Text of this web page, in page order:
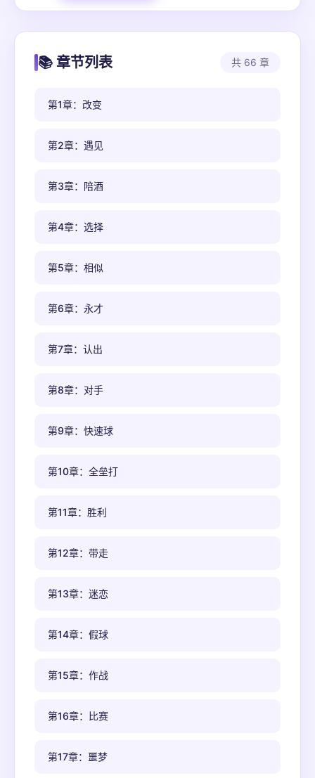
📚 章节列表 共 66 章
第1章：改变
第2章：遇见
第3章：陪酒
第4章：选择
第5章：相似
第6章：永才
第7章：认出
第8章：对手
第9章：快速球
第10章：全垒打
第11章：胜利
第12章：带走
第13章：迷恋
第14章：假球
第15章：作战
第16章：比赛
第17章：噩梦